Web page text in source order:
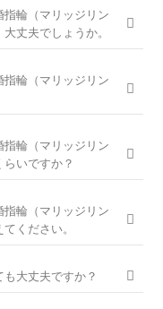
まで、豊富なラインナ
を組み合わせると数万
婚約指輪と結婚指輪を
の商品です。
ちら
輪（マリッジリン
丈夫でしょうか。
やライフスタイル、ご
ザインをご提案させて
モンドシライシだから
同時に叶えるパーフェ
す。銀座ダイヤモンド
ださい。
全店でお受けできます
グと銀座ダイヤモンド
輪（マリッジリン
ね1か月～2ヶ月程いた
の際に贈られる場合
をご入籍や両家顔合わせ
す。
談ください。
輪（マリッジリン
いですか？
ください。
輪（マリッジリン
ください。
何度でもお受けできる
てご提供しておりま
大丈夫ですか？